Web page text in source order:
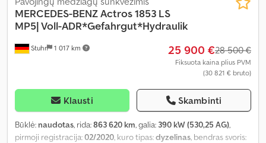
Stuhr 1 017 km
MERCEDES-BENZActros 1853 LS
MP5| Voll-ADR*Gefahrgut*Hydraulik
25 900 €28 500 €
Fiksuota kaina plius PVM
(30 821 € bruto)
Klausti Skambinti
Būklė: naudotas, rida:863 620 km, galia: 390 kW (530,25 AG),
pirmoji registracija:02/2020, kuro tipas:dyzelinas, bendras svoris: